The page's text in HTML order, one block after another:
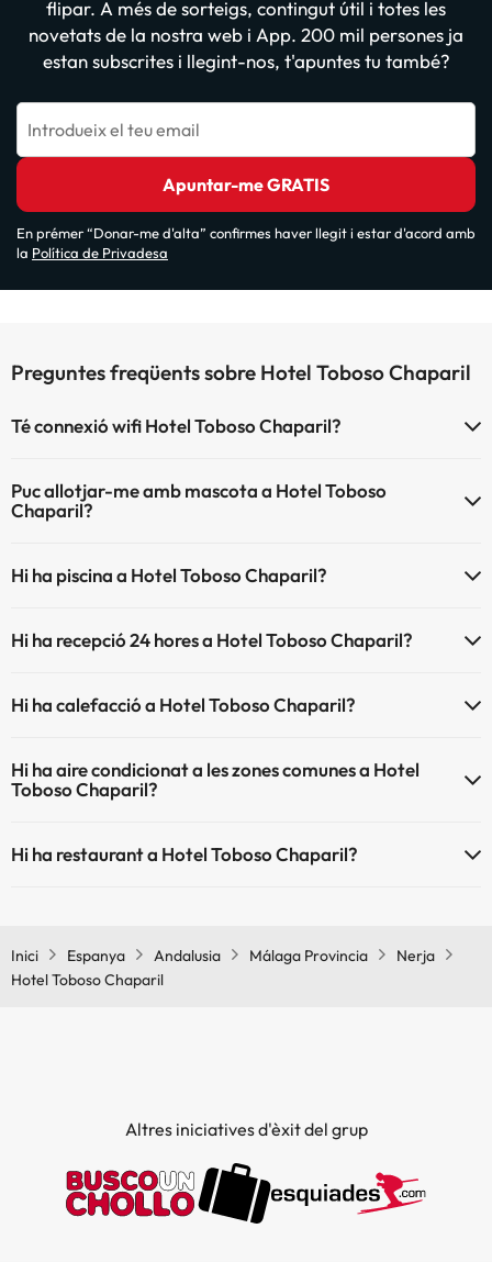
flipar. A més de sorteigs, contingut útil i totes les
novetats de la nostra web i App. 200 mil persones ja
estan subscrites i llegint-nos, t'apuntes tu també?
Introdueix el teu email
Apuntar-me GRATIS
En prémer “Donar-me d'alta” confirmes haver llegit i estar d'acord amb
la Política de Privadesa
Preguntes freqüents sobre Hotel Toboso Chaparil
Té connexió wifi Hotel Toboso Chaparil?
Puc allotjar-me amb mascota a Hotel Toboso
Chaparil?
Hi ha piscina a Hotel Toboso Chaparil?
pagament) Aquí tens més info sobre la piscina i altres instal·lacions.
Hi ha recepció 24 hores a Hotel Toboso Chaparil?
Hi ha calefacció a Hotel Toboso Chaparil?
Hi ha aire condicionat a les zones comunes a Hotel
Toboso Chaparil?
Hi ha restaurant a Hotel Toboso Chaparil?
Inici Espanya Andalusia Málaga Provincia
Nerja
Hotel Toboso Chaparil
Altres iniciatives d'èxit del grup